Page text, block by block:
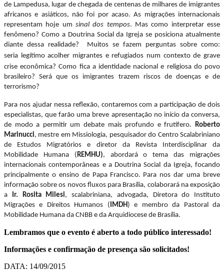
de Lampedusa, lugar de chegada de centenas de milhares de imigrantes
africanos e asiáticos, não foi por acaso. As migrações internacionais
representam hoje um sinal dos tempos. Mas como interpretar esse
fenômeno? Como a Doutrina Social da Igreja se posiciona atualmente
diante dessa realidade?
Muitos se fazem perguntas sobre como:
seria legítimo acolher migrantes e refugiados num contexto de grave
crise econômica? Como fica a identidade nacional e religiosa do povo
brasileiro? Será que os imigrantes trazem riscos de doenças e de
terrorismo?
Para nos ajudar nessa reflexão, contaremos com a participação de dois
especialistas, que farão uma breve apresentação no início da conversa,
de modo a permitir um debate mais profundo e frutífero.
Roberto
Marinucci, mestre em Missiologia, pesquisador do Centro Scalabriniano
de Estudos Migratórios e diretor da Revista Interdisciplinar da
Mobilidade Humana ( REMHU), abordará o tema das migrações
internacionais contemporâneas e a Doutrina Social da Igreja, focando
principalmente o ensino de Papa Francisco. Para nos dar uma breve
informação sobre os novos fluxos para Brasília, colaborará na exposição
a
Ir. Rosita Milesi, scalabriniana, advogada, Diretora do Instituto
Migrações e Direitos Humanos ( IMDH ) e membro da Pastoral da
Mobilidade Humana da CNBB e da Arquidiocese de Brasília.
Lembramos que o evento é aberto a todo público interessado!
Informações e confirmação de presença são solicitados!
DATA: 14/09/2015